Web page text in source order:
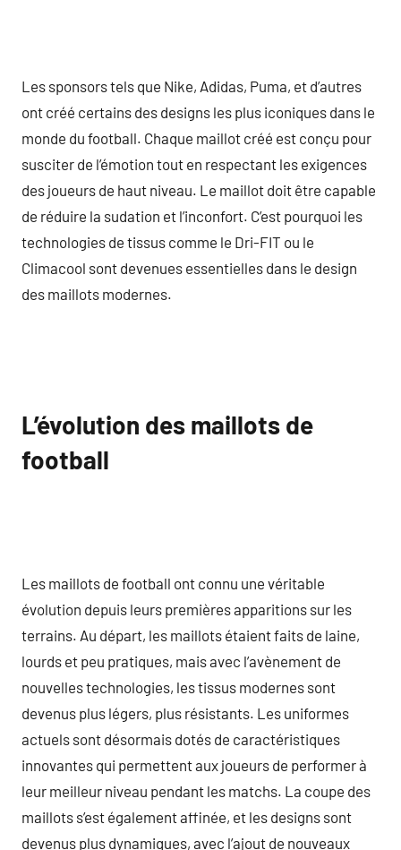
Les sponsors tels que Nike, Adidas, Puma, et d’autres
ont créé certains des designs les plus iconiques dans le
monde du football. Chaque maillot créé est conçu pour
susciter de l’émotion tout en respectant les exigences
des joueurs de haut niveau. Le maillot doit être capable
de réduire la sudation et l’inconfort. C’est pourquoi les
technologies de tissus comme le Dri-FIT ou le
Climacool sont devenues essentielles dans le design
des maillots modernes.
L’évolution des maillots de
football
Les maillots de football ont connu une véritable
évolution depuis leurs premières apparitions sur les
terrains. Au départ, les maillots étaient faits de laine,
lourds et peu pratiques, mais avec l’avènement de
nouvelles technologies, les tissus modernes sont
devenus plus légers, plus résistants. Les uniformes
actuels sont désormais dotés de caractéristiques
innovantes qui permettent aux joueurs de performer à
leur meilleur niveau pendant les matchs. La coupe des
maillots s’est également affinée, et les designs sont
devenus plus dynamiques, avec l’ajout de nouveaux